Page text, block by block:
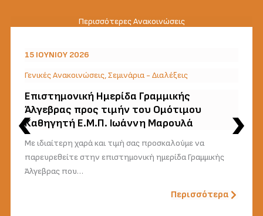
Περισσότερες Ανακοινώσεις
15 ΙΟΥΝΊΟΥ 2026
Γενικές Ανακοινώσεις,Σεμινάρια - Διαλέξεις
Επιστημονική Ημερίδα Γραμμικής
Άλγεβρας προς τιμήν του Ομότιμου
Καθηγητή Ε.Μ.Π. Ιωάννη Μαρουλά
Με ιδιαίτερη χαρά και τιμή σας προσκαλούμε να
παρευρεθείτε στην επιστημονική ημερίδα Γραμμικής
Άλγεβρας που…
Περισσότερα